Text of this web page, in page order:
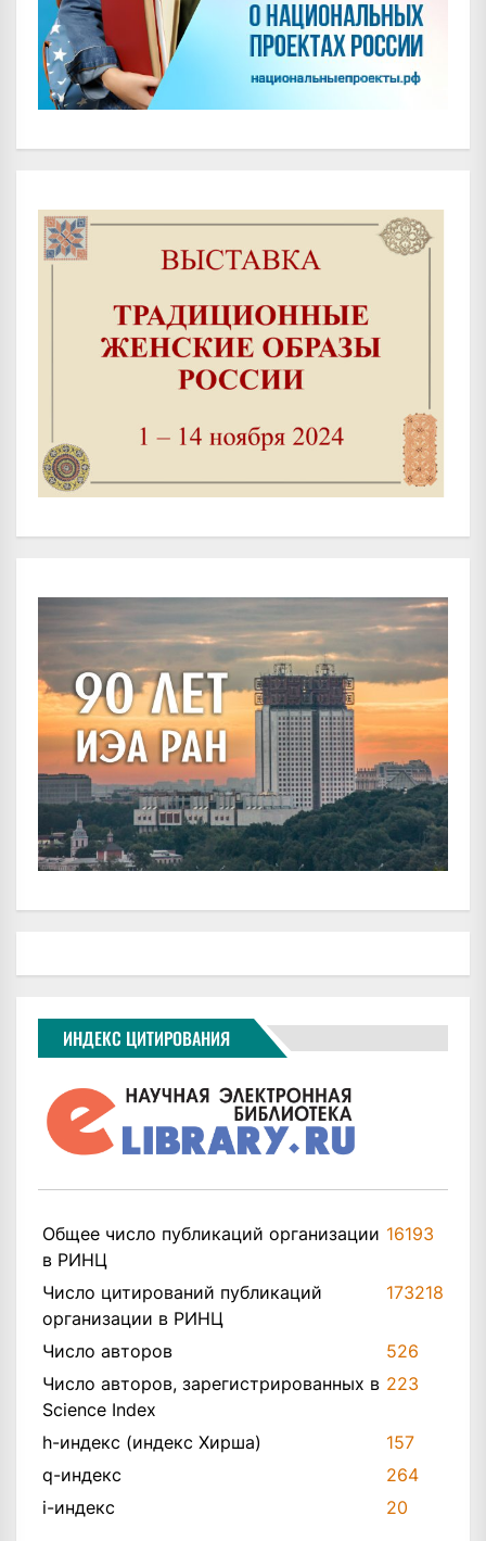
ИНДЕКС ЦИТИРОВАНИЯ
Общее число публикаций организации
в РИНЦ
16193
Число цитирований публикаций
организации в РИНЦ
173218
Число авторов
526
Число авторов, зарегистрированных в
Science Index
223
h-индекс (индекс Хирша)
157
q-индекс
264
i-индекс
20